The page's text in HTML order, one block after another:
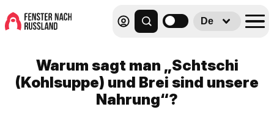
De
Warum sagt man „Schtschi
(Kohlsuppe) und Brei sind unsere
Nahrung“?